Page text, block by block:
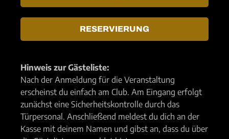
RESERVIERUNG
Hinweis zur Gästeliste:
Nach der Anmeldung für die Veranstaltung
erscheinst du einfach am Club. Am Eingang erfolgt
zunächst eine Sicherheitskontrolle durch das
Türpersonal. Anschließend meldest du dich an der
Kasse mit deinem Namen und gibst an, dass du über